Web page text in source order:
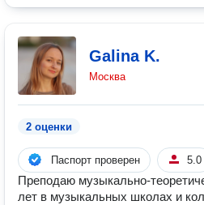
Galina K.
Москва
2 оценки
Паспорт проверен 5.0
Преподаю музыкально-
лет в музыкальных школах и